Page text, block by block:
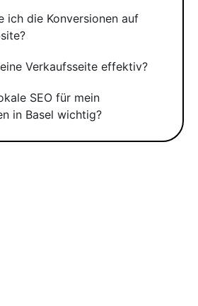
ich die Konversionen auf
Verkaufsseite effektiv?
SEO für mein
in Basel wichtig?